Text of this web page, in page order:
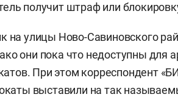
получит штраф или
на улицы Ново-Савиновского
они пока что недоступны для
При этом корреспондент
выставили на так